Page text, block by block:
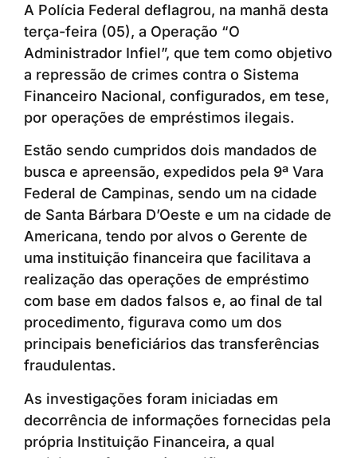
A Polícia Federal deflagrou, na manhã desta
terça-feira (05), a Operação “O
Administrador Infiel”, que tem como objetivo
a repressão de crimes contra o Sistema
Financeiro Nacional, configurados, em tese,
por operações de empréstimos ilegais.
Estão sendo cumpridos dois mandados de
busca e apreensão, expedidos pela 9ª Vara
Federal de Campinas, sendo um na cidade
de Santa Bárbara D’Oeste e um na cidade de
Americana, tendo por alvos o Gerente de
uma instituição financeira que facilitava a
realização das operações de empréstimo
com base em dados falsos e, ao final de tal
procedimento, figurava como um dos
principais beneficiários das transferências
fraudulentas.
As investigações foram iniciadas em
decorrência de informações fornecidas pela
própria Instituição Financeira, a qual